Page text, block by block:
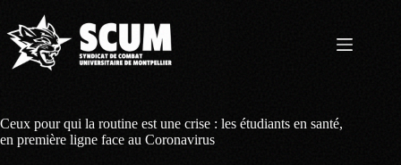
contenu
Ceux pour qui la routine est une crise : les étudiants en santé,
en première ligne face au Coronavirus